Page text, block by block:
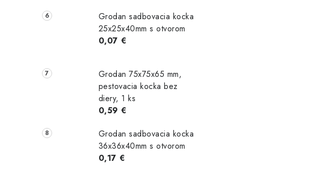
Grodan sadbovacia kocka
25x25x40mm s otvorom
0,07 €
Grodan 75x75x65 mm,
pestovacia kocka bez
diery, 1 ks
0,59 €
Grodan sadbovacia kocka
36x36x40mm s otvorom
0,17 €